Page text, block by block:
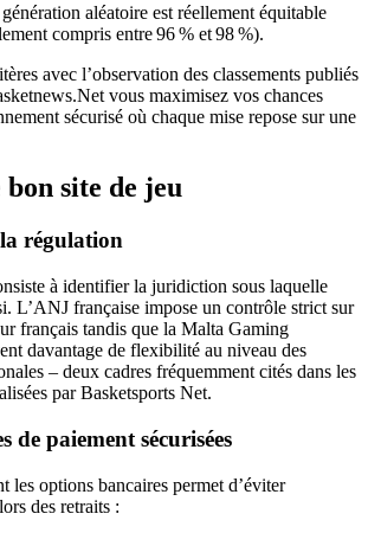
aléatoire est réellement équitable
compris entre 96 % et 98 %).
avec l’observation des classements publiés
vous maximisez vos chances
sécurisé où chaque mise repose sur une
site de jeu
régulation
à identifier la juridiction sous laquelle
L’ANJ française impose un contrôle strict sur
français tandis que la Malta Gaming
davantage de flexibilité au niveau des
– deux cadres fréquemment cités dans les
par Basketsports Net.
de paiement sécurisées
les options bancaires permet d’éviter
des retraits :